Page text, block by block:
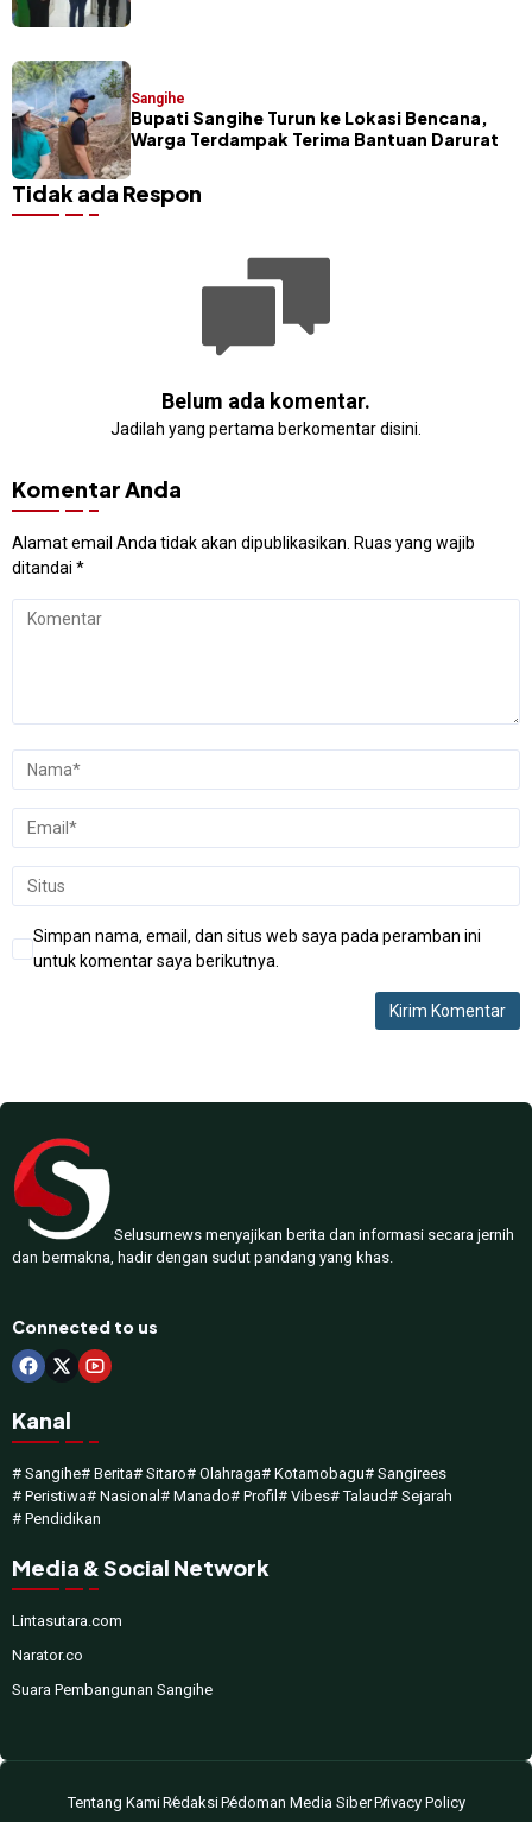
Sangihe
Bupati Sangihe Turun ke Lokasi Bencana,
Warga Terdampak Terima Bantuan Darurat
Tidak ada Respon
Belum ada komentar.
Jadilah yang pertama berkomentar disini.
Komentar Anda
Alamat email Anda tidak akan dipublikasikan. Ruas yang wajib
ditandai *
Simpan nama, email, dan situs web saya pada peramban ini
untuk komentar saya berikutnya.
Selusurnews menyajikan berita dan informasi secara jernih
dan bermakna, hadir dengan sudut pandang yang khas.
Connected to us
Kanal
# Sangihe# Berita# Sitaro# Olahraga# Kotamobagu# Sangirees
# Peristiwa# Nasional # Manado# Profil # Vibes# Talaud# Sejarah
# Pendidikan
Media & Social Network
Lintasutara.com
Narator.co
Suara Pembangunan Sangihe
Tentang KamiRedaksiPedoman Media SiberPrivacy Policy